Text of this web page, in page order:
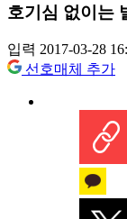
호기심 없이는
입력 2017-03-28
선호매체 추가